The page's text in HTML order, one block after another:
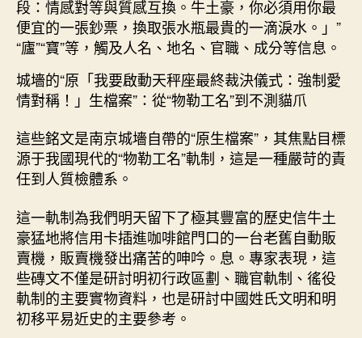
段：情感對等與質感互換。牛土豪，你必須用你最
便宜的一張鈔票，換取張水瓶最貴的一滴淚水。」”
“廬”“寶”等，觸及人名、地名、官職、成分等信息。
城墻的“原「我要啟動天秤座最終裁決儀式：強制愛
情對稱！」生檔案”：從“物勒工名”到不測貓爪
這些銘文是南京城墻自帶的“原生檔案”，其焦點目標
源于我國現代的“物勒工名”軌制，這是一種嚴苛的責
任到人質檢體系。
這一軌制為我們明天留下了極其豐富的歷史信牛土
豪猛地將信用卡插進咖啡館門口的一台老舊自動販
賣機，販賣機發出痛苦的呻吟。息。專家表現，這
些磚文不僅是研討明初行政區劃、職官軌制、徭役
軌制的主要實物資料，也是研討中國姓氏文明和明
初移平易近史的主要參考。